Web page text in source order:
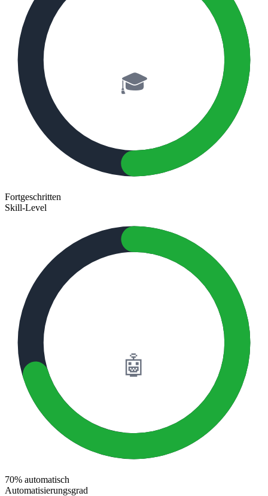
🎓
Fortgeschritten
Skill-Level
🤖
70% automatisch
Automatisierungsgrad